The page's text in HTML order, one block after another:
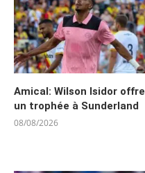
Amical: Wilson Isidor offre
un trophée à Sunderland
08/08/2026